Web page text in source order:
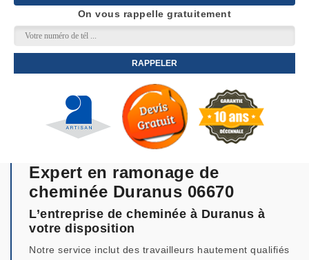
On vous rappelle gratuitement
Expert en ramonage de
cheminée Duranus 06670
L’entreprise de cheminée à Duranus à
votre disposition
Notre service inclut des travailleurs hautement qualifiés